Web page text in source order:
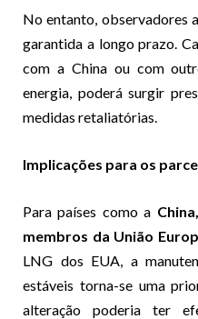
No entanto, observadores
garantida a longo prazo.
com a China ou com
energia, poderá surgir
medidas retaliatórias.
Implicações para os
Para países como a
membros da União
LNG dos EUA, a
estáveis torna-se uma
alteração poderia ter